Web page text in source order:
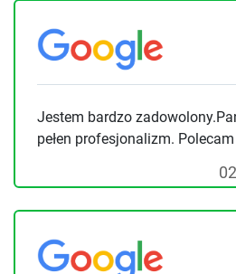
Jestem bardzo
pełen profesjonalizm.